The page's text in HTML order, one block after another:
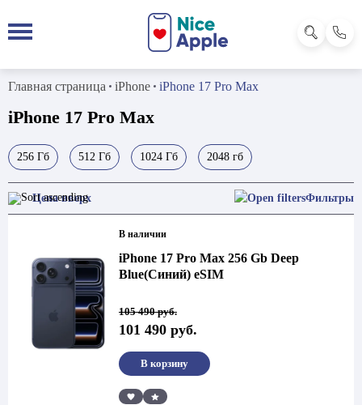
Главная страница iPhone iPhone 17 Pro Max
iPhone 17 Pro Max
256 Гб 512 Гб 1024 Гб 2048 гб
Фильтры
В наличии
iPhone 17 Pro Max 256 Gb Deep
Blue(Синий) eSIM
105 490руб.
Первоначальная
цена
составляла
490 руб..
101 490 руб.
Текущая
цена:
101
Сравнить
В корзину